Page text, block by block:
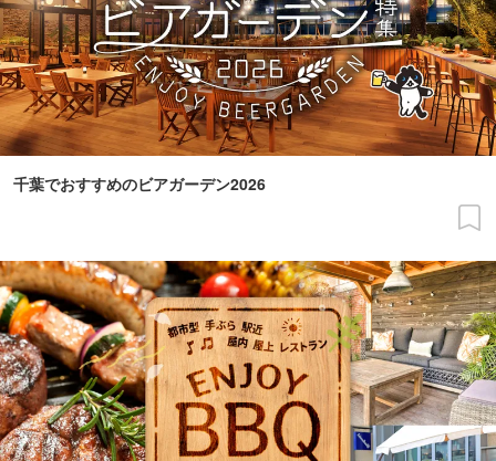
千葉でおすすめのビアガーデン2026